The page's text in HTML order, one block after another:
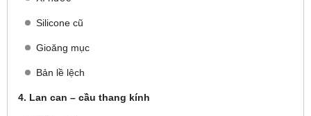
Silicone cũ
Gioăng mục
Bản lề lệch
4. Lan can – cầu thang kính